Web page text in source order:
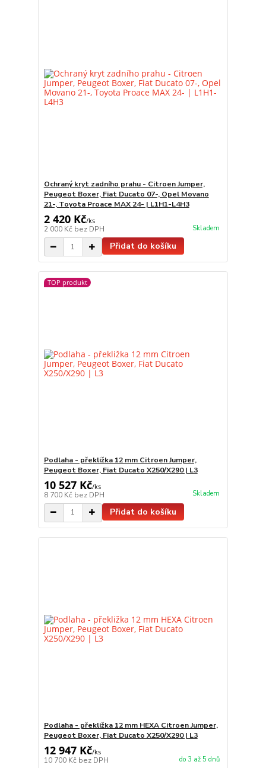
Ochraný kryt zadního prahu - Citroen Jumper,
Peugeot Boxer, Fiat Ducato 07-, Opel Movano
21-, Toyota Proace MAX 24- | L1H1-L4H3
2 420 Kč/ks
2 000 Kč bez DPH Skladem
Přidat do košíku
TOP produkt
Podlaha - překližka 12 mm Citroen Jumper,
Peugeot Boxer, Fiat Ducato X250/X290 | L3
10 527 Kč/ks
8 700 Kč bez DPH Skladem
Přidat do košíku
Podlaha - překližka 12 mm HEXA Citroen Jumper,
Peugeot Boxer, Fiat Ducato X250/X290 | L3
12 947 Kč/ks
10 700 Kč bez DPH do 3 až 5 dnů